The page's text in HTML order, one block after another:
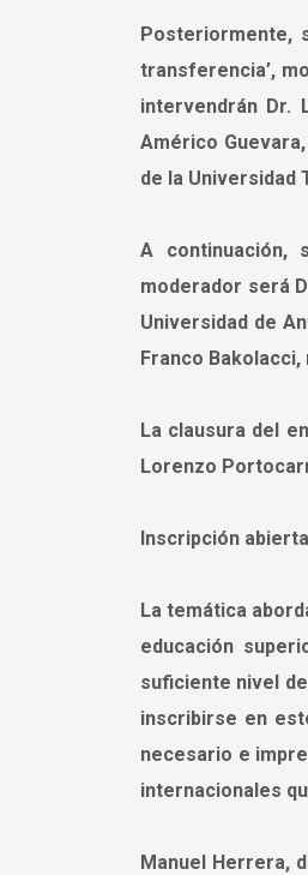
Posteriormente,
transferencia’,
intervendrán Dr.
Américo
de la Universidad
A continuación,
moderador será
Universidad de
Franco
La clausura del
Lorenzo
Inscripción
La temática
educación
suficiente nivel
inscribirse en
necesario e
internacionales
Manuel Herrera,